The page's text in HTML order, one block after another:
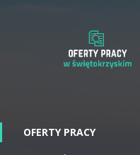
OFERTY PRACY